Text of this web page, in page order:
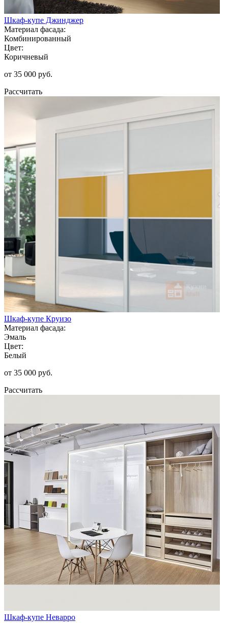
Шкаф-купе Джинджер
Материал фасада:
Комбинированный
Цвет:
Коричневый
от 35 000 руб.
Рассчитать
Шкаф-купе Круизо
Материал фасада:
Эмаль
Цвет:
Белый
от 35 000 руб.
Рассчитать
Шкаф-купе Неварро